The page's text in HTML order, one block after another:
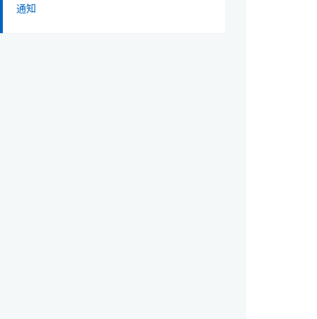
通知